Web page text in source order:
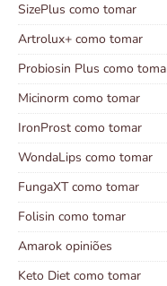
SizePlus como tomar
Artrolux+ como tomar
Probiosin Plus como
Micinorm como tomar
IronProst como tomar
WondaLips como tomar
FungaXT como tomar
Folisin como tomar
Amarok opiniões
Keto Diet como tomar